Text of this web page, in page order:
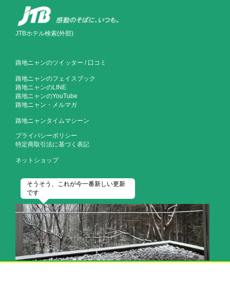
JTBホテル検索(外部)
路地ニャンのツイッター / 口コミ
路地ニャンのフェイスブック
路地ニャンのLINE
路地ニャンのYouTube
路地ニャン・メルマガ
路地ニャンタイムマシーン
プライバシーポリシー
特定商取引法に基づく表記
ネットショップ
そうそう、これが今一番新しい更新
です